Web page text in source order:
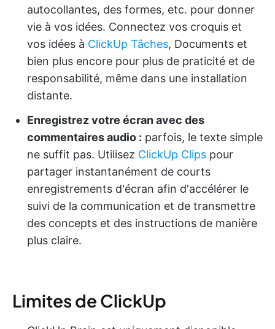
autocollantes, des formes, etc. pour donner
vie à vos idées. Connectez vos croquis et
vos idées à ClickUp Tâches, Documents et
bien plus encore pour plus de praticité et de
responsabilité, même dans une installation
distante.
Enregistrez votre écran avec des
commentaires audio : parfois, le texte simple
ne suffit pas. Utilisez ClickUp Clips pour
partager instantanément de courts
enregistrements d'écran afin d'accélérer le
suivi de la communication et de transmettre
des concepts et des instructions de manière
plus claire.
Limites de ClickUp